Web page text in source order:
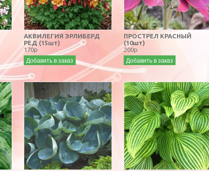
АКВИЛЕГИЯ ЭРЛИБЕРД
РЕД (15шт)
170р
Добавить в заказ
ПРОСТРЕЛ КРАСНЫЙ
(10шт)
200р
Добавить в заказ